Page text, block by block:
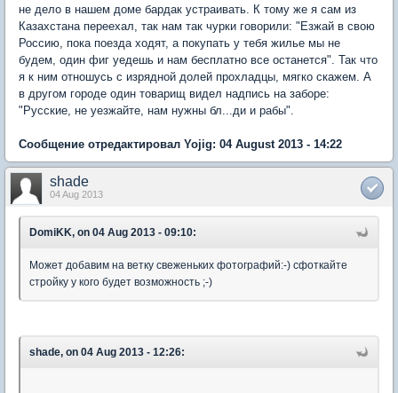
не дело в нашем доме бардак устраивать. К тому же я сам из
Казахстана переехал, так нам так чурки говорили: "Езжай в свою
Россию, пока поезда ходят, а покупать у тебя жилье мы не
будем, один фиг уедешь и нам бесплатно все останется". Так что
я к ним отношусь с изрядной долей прохладцы, мягко скажем. А
в другом городе один товарищ видел надпись на заборе:
"Русские, не уезжайте, нам нужны бл...ди и рабы".
Сообщение отредактировал Yojig: 04 August 2013 - 14:22
shade
04 Aug 2013
DomiKK, on 04 Aug 2013 - 09:10:
Может добавим на ветку свеженьких фотографий:-) сфоткайте
стройку у кого будет возможность ;-)
shade, on 04 Aug 2013 - 12:26: